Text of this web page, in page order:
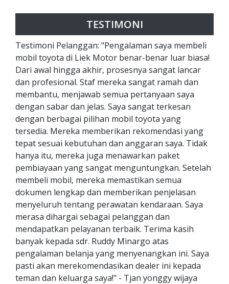
TESTIMONI
Testimoni Pelanggan: "Pengalaman saya membeli
mobil toyota di Liek Motor benar-benar luar biasa!
Dari awal hingga akhir, prosesnya sangat lancar
dan profesional. Staf mereka sangat ramah dan
membantu, menjawab semua pertanyaan saya
dengan sabar dan jelas. Saya sangat terkesan
dengan berbagai pilihan mobil toyota yang
tersedia. Mereka memberikan rekomendasi yang
tepat sesuai kebutuhan dan anggaran saya. Tidak
hanya itu, mereka juga menawarkan paket
pembiayaan yang sangat menguntungkan. Setelah
membeli mobil, mereka memastikan semua
dokumen lengkap dan memberikan penjelasan
menyeluruh tentang perawatan kendaraan. Saya
merasa dihargai sebagai pelanggan dan
mendapatkan pelayanan terbaik. Terima kasih
banyak kepada sdr. Ruddy Minargo atas
pengalaman belanja yang menyenangkan ini. Saya
pasti akan merekomendasikan dealer ini kepada
teman dan keluarga saya!" - Tjan yonggy wijaya